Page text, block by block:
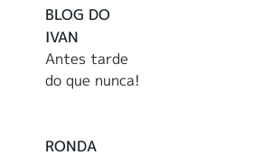
BLOG DO
IVAN
Antes tarde
do que nunca!
RONDA